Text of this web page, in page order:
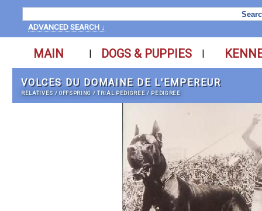
ADVANCED SEARCH ↓
MAIN | DOGS & PUPPIES |
VOLCES DU DOMAINE DE L'EMPEREUR
RELATIVES /OFFSPRING /TRIAL PEDIGREE / PEDIGREE